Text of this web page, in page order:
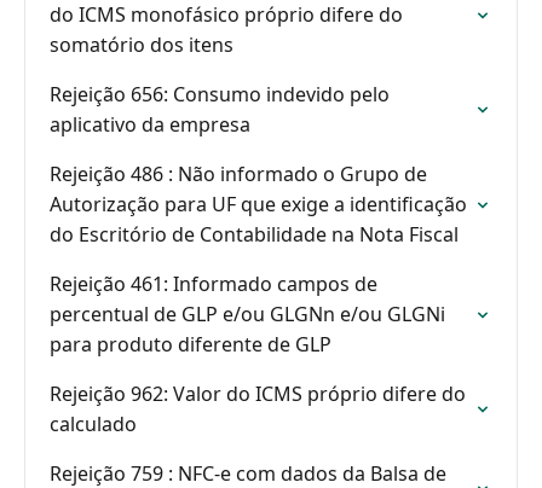
do ICMS monofásico próprio difere do
somatório dos itens
Rejeição 656: Consumo indevido pelo
aplicativo da empresa
Rejeição 486 : Não informado o Grupo de
Autorização para UF que exige a identificação
do Escritório de Contabilidade na Nota Fiscal
Rejeição 461: Informado campos de
percentual de GLP e/ou GLGNn e/ou GLGNi
para produto diferente de GLP
Rejeição 962: Valor do ICMS próprio difere do
calculado
Rejeição 759 : NFC-e com dados da Balsa de